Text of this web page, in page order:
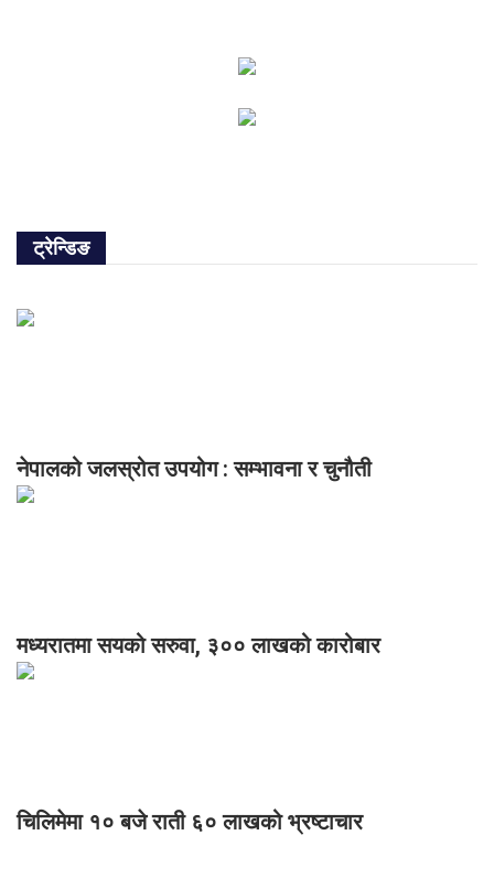
ट्रेन्डिङ
नेपालको जलस्रोत उपयोग : सम्भावना र चुनौती
मध्यरातमा सयको सरुवा, ३०० लाखको कारोबार
चिलिमेमा १० बजे राती ६० लाखको भ्रष्टाचार